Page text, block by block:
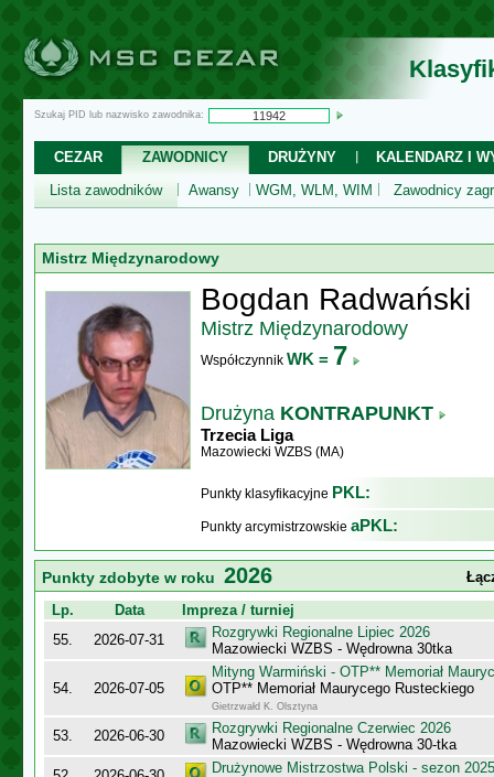
Szukaj PID lub nazwisko zawodnika:
CEZAR ZAWODNICY DRUŻYNY
KALENDARZ I
Lista zawodników
Awansy WGM, WLM, WIM Zawodnicy
Mistrz Międzynarodowy
Bogdan Radwański
Mistrz Międzynarodowy
Współczynnik WK = 7
Drużyna KONTRAPUNKT
Trzecia Liga
Mazowiecki WZBS (MA)
Punkty klasyfikacyjne PKL:
Punkty arcymistrzowskie aPKL:
Punkty zdobyte w roku 2026
Lp.
Data
Impreza / turniej
55.
2026-07-31
Rozgrywki Regionalne Lipiec 2026
Mazowiecki WZBS - Wędrowna 30tka
54. 2026-07-05
Mityng Warmiński - OTP** Memoriał
OTP** Memoriał Maurycego Rusteckiego
Gietrzwałd K. Olsztyna
53. 2026-06-30
Rozgrywki Regionalne Czerwiec 2026
Mazowiecki WZBS - Wędrowna 30-tka
Drużynowe Mistrzostwa Polski - sezon